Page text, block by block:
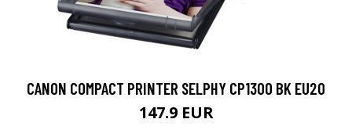
CANON COMPACT PRINTER SELPHY CP1300 BK EU20
147.9 EUR